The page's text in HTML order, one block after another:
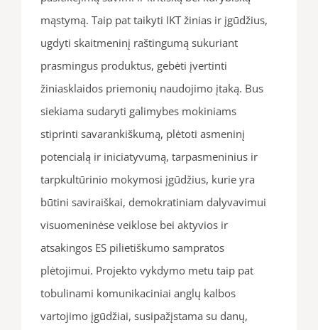
mąstymą. Taip pat taikyti IKT žinias ir įgūdžius,
ugdyti skaitmeninį raštingumą sukuriant
prasmingus produktus, gebėti įvertinti
žiniasklaidos priemonių naudojimo įtaką. Bus
siekiama sudaryti galimybes mokiniams
stiprinti savarankiškumą, plėtoti asmeninį
potencialą ir iniciatyvumą, tarpasmeninius ir
tarpkultūrinio mokymosi įgūdžius, kurie yra
būtini saviraiškai, demokratiniam dalyvavimui
visuomeninėse veiklose bei aktyvios ir
atsakingos ES pilietiškumo sampratos
plėtojimui. Projekto vykdymo metu taip pat
tobulinami komunikaciniai anglų kalbos
vartojimo įgūdžiai, susipažįstama su danų,